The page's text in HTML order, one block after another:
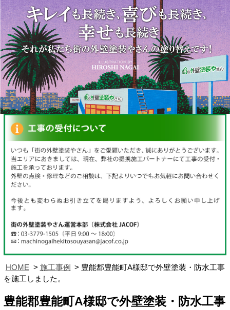
HOME 施工事例
豊能郡豊能町A様邸で外壁塗装・防水工事
を施工しました。
豊能郡豊能町A様邸で外壁塗装・防水工事